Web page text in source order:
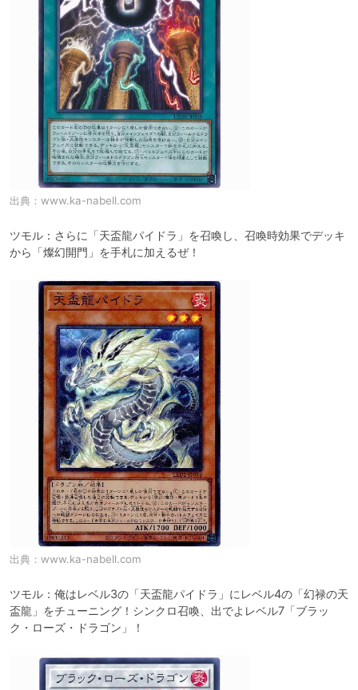
出典： www.ka-nabell.com
ツモル：さらに「天盃龍パイドラ」を召喚し、召喚時効果でデッキ
から「燦幻開門」を手札に加えるぜ！
出典： www.ka-nabell.com
ツモル：俺はレベル3の「天盃龍パイドラ」にレベル4の「幻禄の天
盃龍」をチューニング！シンクロ召喚、出でよレベル7「ブラッ
ク・ローズ・ドラゴン」！